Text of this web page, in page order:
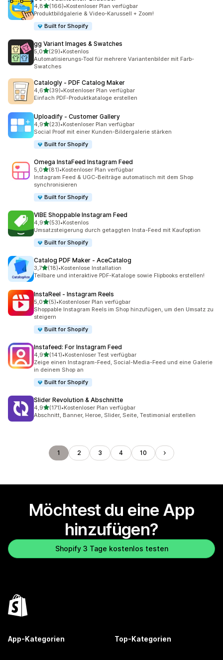
4,8von 5 Sternen
(166)
166 Rezensionen insgesamt
•Kostenloser Plan verfügbar
Produktbildgalerie & Video-Karussell + Zoom!
Built for Shopify
gg Variant Images & Swatches
5,0von 5 Sternen
(29)
29 Rezensionen insgesamt
•Kostenlos
Automatisierungs-Tool für mehrere Variantenbilder mit Farb-
Swatches
Catalogly ‑ PDF Catalog Maker
4,6von 5 Sternen
(39)
39 Rezensionen insgesamt
•Kostenloser Plan verfügbar
Einfach PDF-Produktkataloge erstellen
Uploadify ‑ Customer Gallery
4,9von 5 Sternen
(23)
23 Rezensionen insgesamt
•Kostenloser Plan verfügbar
Social Proof mit einer Kunden-Bildergalerie stärken
Built for Shopify
Omega InstaFeed Instagram Feed
5,0von 5 Sternen
(81)
81 Rezensionen insgesamt
•Kostenloser Plan verfügbar
Instagram Feed & UGC-Beiträge automatisch mit dem Shop
synchronisieren
Built for Shopify
VIBE Shoppable Instagram Feed
4,9von 5 Sternen
(53)
53 Rezensionen insgesamt
•Kostenlos
Umsatzsteigerung durch getaggten Insta-Feed mit Kaufoption
Built for Shopify
Catalog PDF Maker ‑ AceCatalog
3,7von 5 Sternen
(18)
18 Rezensionen insgesamt
•Kostenlose Installation
Teilbare und interaktive PDF-Kataloge sowie Flipbooks erstellen!
InstaReel ‑ Instagram Reels
5,0von 5 Sternen
(5)
5 Rezensionen insgesamt
•Kostenloser Plan verfügbar
Shoppable Instagram Reels im Shop hinzufügen, um den Umsatz zu
steigern
Built for Shopify
Instafeed: For Instagram Feed
4,9von 5 Sternen
(141)
141 Rezensionen insgesamt
•Kostenloser Test verfügbar
Zeige einen Instagram-Feed, Social-Media-Feed und eine Galerie
in deinem Shop an
Built for Shopify
Slider Revolution & Abschnitte
4,9von 5 Sternen
(171)
171 Rezensionen insgesamt
•Kostenloser Plan verfügbar
Abschnitt, Banner, Heroe, Slider, Seite, Testimonial erstellen
1 2 3 4 10
Möchtest du eine App
hinzufügen?
Shopify 3 Tage kostenlos testen
App-Kategorien Top-Kategorien